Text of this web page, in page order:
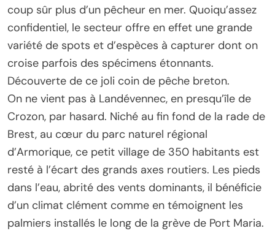
coup sûr plus d’un pêcheur en mer. Quoiqu’assez
confidentiel, le secteur offre en effet une grande
variété de spots et d’espèces à capturer dont on
croise parfois des spécimens étonnants.
Découverte de ce joli coin de pêche breton.
On ne vient pas à Landévennec, en presqu’île de
Crozon, par hasard. Niché au fin fond de la rade de
Brest, au cœur du parc naturel régional
d’Armorique, ce petit village de 350 habitants est
resté à l’écart des grands axes routiers. Les pieds
dans l’eau, abrité des vents dominants, il bénéficie
d’un climat clément comme en témoignent les
palmiers installés le long de la grève de Port Maria.